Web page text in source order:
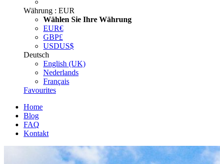
Währung : EUR
Wählen Sie Ihre Währung
EUR€
GBP£
USDUS$
Deutsch
English (UK)
Nederlands
Français
Favourites
Home
Blog
FAQ
Kontakt